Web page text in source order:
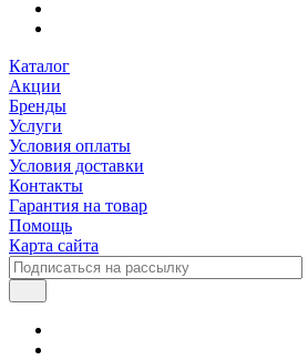
Каталог
Акции
Бренды
Услуги
Условия оплаты
Условия доставки
Контакты
Гарантия на товар
Помощь
Карта сайта